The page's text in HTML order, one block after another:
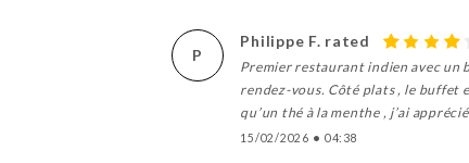
P
Philippe F. rated
Premier restaurant indien avec un
rendez-vous. Côté plats , le buffet
qu’un thé à la menthe , j’ai
15/02/2026 • 04:38